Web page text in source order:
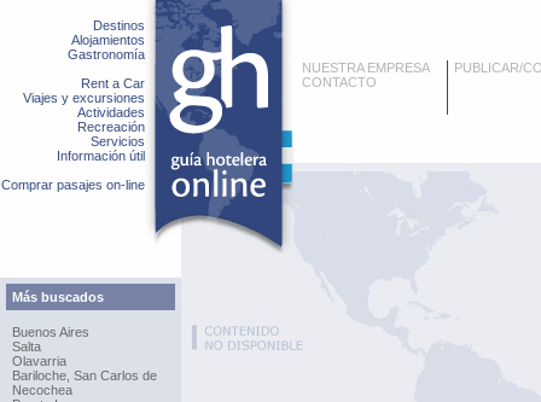
Destinos
Alojamientos
Gastronomía
Rent a Car
Viajes y excursiones
Actividades
Recreación
Servicios
Información útil
Comprar pasajes on-line
Más buscados
Buenos Aires
Salta
Olavarria
Bariloche, San Carlos de
Necochea
NUESTRA EMPRESA
CONTACTO
PUBLICAR/